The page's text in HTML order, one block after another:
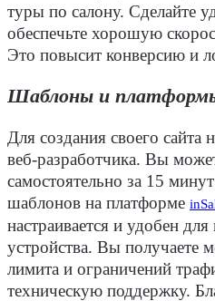
туры по салону. Сделайте
обеспечьте хорошую
Это повысит конверсию и
Шаблоны и
Для создания своего сайта
веб-разработчика. Вы
самостоятельно за 15
шаблонов на платформе
настраивается и удобен
устройства. Вы получаете
лимита и ограничений
техническую поддержку.